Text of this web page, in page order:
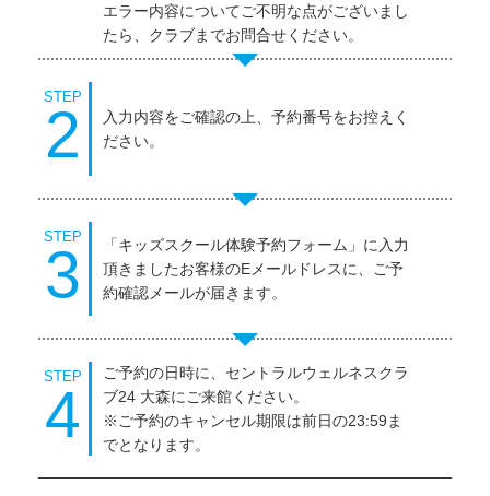
エラー内容についてご不明な点がございまし
たら、クラブまでお問合せください。
STEP
2
入力内容をご確認の上、予約番号をお控えく
ださい。
STEP
3
「キッズスクール体験予約フォーム」に入力
頂きましたお客様のEメールドレスに、ご予
約確認メールが届きます。
STEP
4
ご予約の日時に、セントラルウェルネスクラ
ブ24 大森にご来館ください。
※ご予約のキャンセル期限は前日の23:59ま
でとなります。